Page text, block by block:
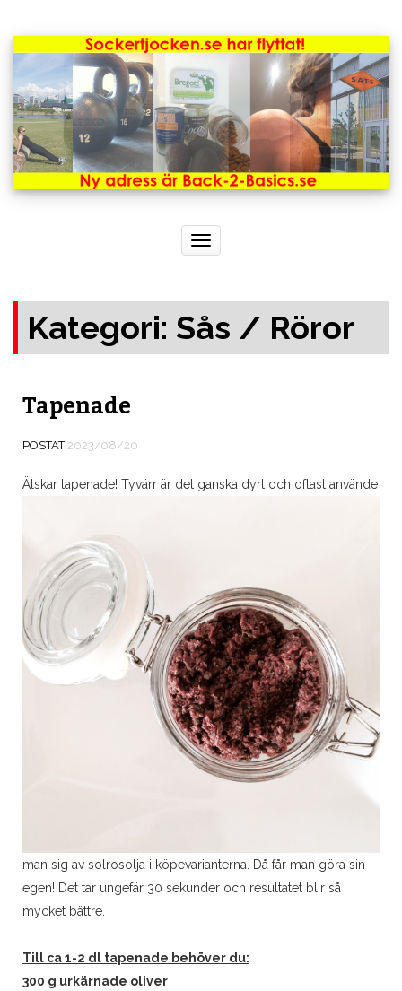
Toggle
navigation
Kategori: Sås / Röror
Tapenade
POSTAT 2023/08/20
Älskar tapenade! Tyvärr är det ganska dyrt och oftast använde
man sig av solrosolja i köpevarianterna. Då får man göra sin
egen! Det tar ungefär 30 sekunder och resultatet blir så
mycket bättre.
Till ca 1-2 dl tapenade behöver du:
300 g urkärnade oliver